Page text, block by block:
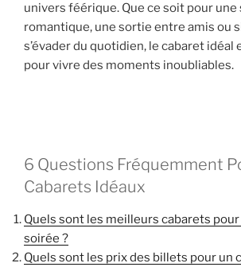
univers féérique. Que ce soit pour une
romantique, une sortie entre amis ou
s’évader du quotidien, le cabaret idéal
pour vivre des moments inoubliables.
6 Questions Fréquemment
Cabarets Idéaux
Quels sont les meilleurs cabarets
soirée ?
Quels sont les prix des billets pour un